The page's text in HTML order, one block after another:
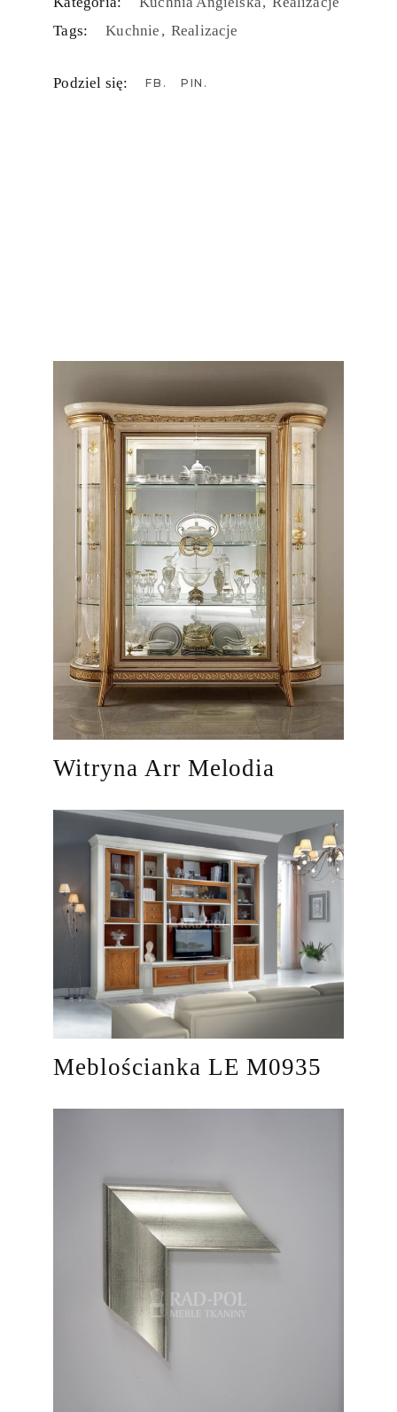
Tags:
Kuchnie Realizacje
Podziel się: FB PIN
Witryna Arr Melodia
Meblościanka LE M0935